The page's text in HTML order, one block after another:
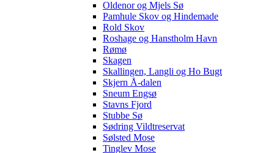
Oldenor og Mjels Sø
Pamhule Skov og Hindemade
Rold Skov
Roshage og Hanstholm Havn
Rømø
Skagen
Skallingen, Langli og Ho Bugt
Skjern Å-dalen
Sneum Engsø
Stavns Fjord
Stubbe Sø
Sødring Vildtreservat
Sølsted Mose
Tinglev Mose